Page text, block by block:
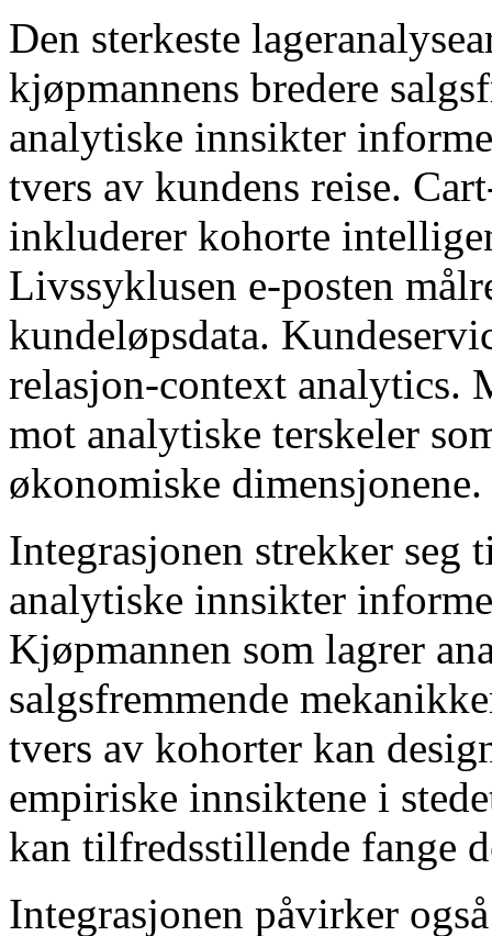
Den sterkeste
kjøpmannens bredere
analytiske innsikter
tvers av kundens reise.
inkluderer kohorte
Livssyklusen e-posten
kundeløpsdata.
relasjon-context analytics.
mot analytiske terskeler
økonomiske dimensjonene.
Integrasjonen strekker seg
analytiske innsikter
Kjøpmannen som lagrer
salgsfremmende
tvers av kohorter kan
empiriske innsiktene i
kan tilfredsstillende fange
Integrasjonen påvirker